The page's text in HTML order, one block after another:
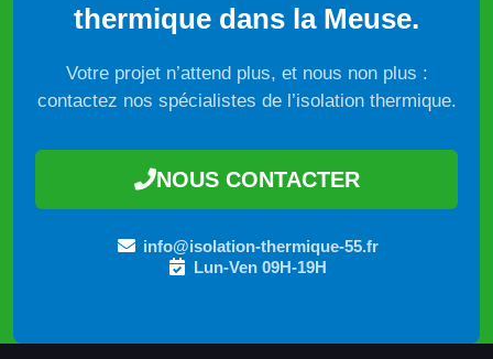
thermique dans la Meuse.
Votre projet n’attend plus, et nous non plus :
contactez nos spécialistes de l’isolation thermique.
NOUS CONTACTER
info@isolation-thermique-55.fr
Lun-Ven 09H-19H